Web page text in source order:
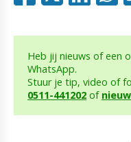
Heb jij nieuws of een
WhatsApp.
Stuur je tip, video of
0511-441202 of